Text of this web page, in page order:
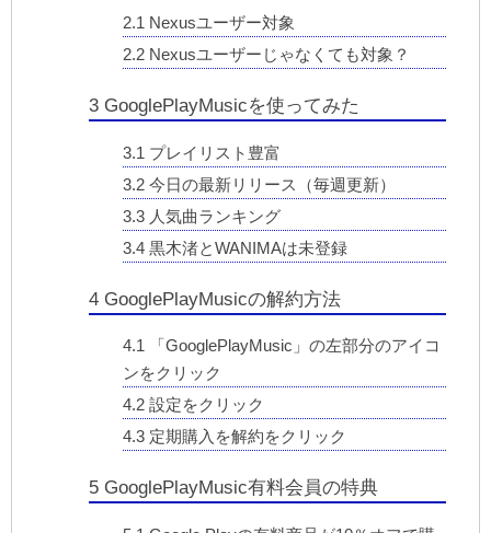
2.1 Nexusユーザー対象
2.2Nexusユーザーじゃなくても対象？
3 GooglePlayMusicを使ってみた
3.1 プレイリスト豊富
3.2今日の最新リリース（毎週更新）
3.3人気曲ランキング
3.4黒木渚とWANIMAは未登録
4 GooglePlayMusicの解約方法
4.1 「GooglePlayMusic」の左部分のアイコ
ンをクリック
4.2設定をクリック
4.3定期購入を解約をクリック
5 GooglePlayMusic有料会員の特典